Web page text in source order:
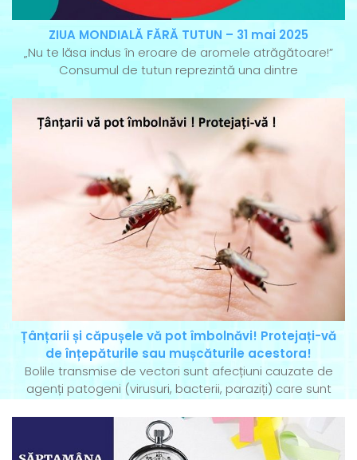
ZIUA MONDIALĂ FĂRĂ TUTUN – 31 mai 2025
„Nu te lăsa indus în eroare de aromele atrăgătoare!”
Consumul de tutun reprezintă una dintre
Țânțarii și căpușele vă pot îmbolnăvi! Protejați-vă
de înțepăturile sau mușcăturile acestora!
Bolile transmise de vectori sunt afecțiuni cauzate de
agenți patogeni (virusuri, bacterii, paraziți) care sunt